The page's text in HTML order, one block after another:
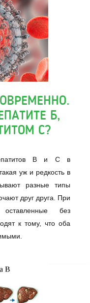
Б,
С?
В и С в
уж и редкость в
разные типы
друг друга. При
без
к тому, что оба